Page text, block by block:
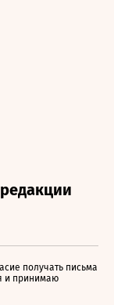
получать письма
и принимаю